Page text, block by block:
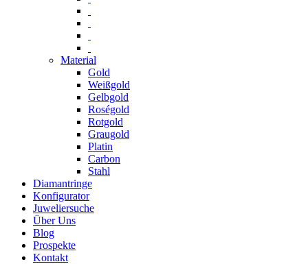
Material
Gold
Weißgold
Gelbgold
Roségold
Rotgold
Graugold
Platin
Carbon
Stahl
Diamantringe
Konfigurator
Juweliersuche
Über Uns
Blog
Prospekte
Kontakt